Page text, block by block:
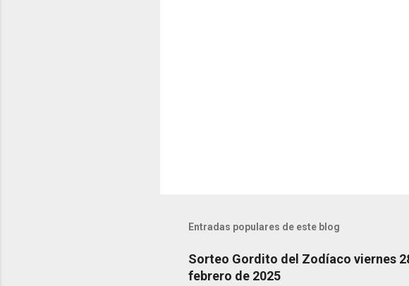
Entradas populares de este blog
Sorteo Gordito del Zodíaco viernes
febrero de 2025